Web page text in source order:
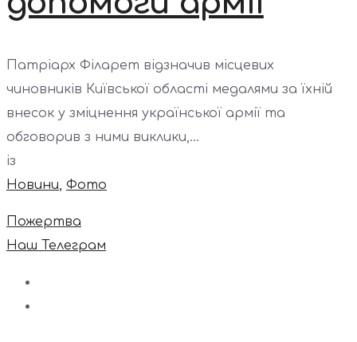
Патріарх Філарет відзначив місцевих
чиновників Київської області медалями за їхній
внесок у зміцнення української армії та
обговорив з ними виклики,...
із
Новини, Фото
Пожертва
Наш Телеграм